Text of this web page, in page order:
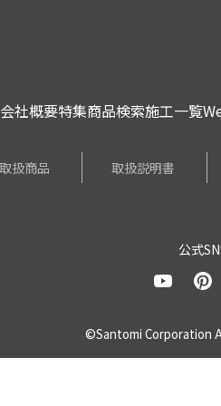
会社概要特集商品検索施工一覧
取扱商品 取扱説明書
公式
©Santomi Corporation